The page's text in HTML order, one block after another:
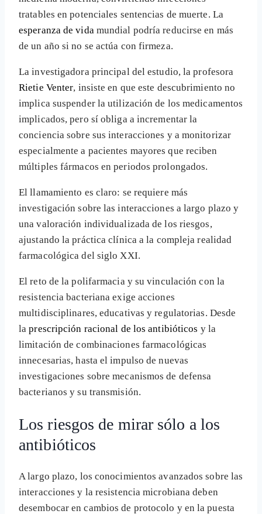
tratables en potenciales sentencias de muerte. La
esperanza de vidamundial podría reducirse en más
de un año si no se actúa con firmeza.
La investigadora principal del estudio, la profesora
Rietie Venter, insiste en que este descubrimiento no
implica suspender la utilización de los medicamentos
implicados, pero sí obliga a incrementar la
conciencia sobre sus interacciones y a monitorizar
especialmente a pacientes mayores que reciben
múltiples fármacos en periodos prolongados.
El llamamiento es claro: se requiere más
investigación sobre las interacciones a largo plazo y
una valoración individualizada de los riesgos,
ajustando la práctica clínica a la compleja realidad
farmacológica del siglo XXI.
El reto de la polifarmacia y su vinculación con la
resistencia bacteriana exige acciones
multidisciplinares, educativas y regulatorias. Desde
laprescripción racional de los antibióticos y la
limitación de combinaciones farmacológicas
innecesarias, hasta el impulso de nuevas
investigaciones sobre mecanismos de defensa
bacterianos y su transmisión.
Los riesgos de mirar sólo a los
antibióticos
A largo plazo, los conocimientos avanzados sobre las
interacciones y la resistencia microbiana deben
desembocar en cambios de protocolo y en la puesta